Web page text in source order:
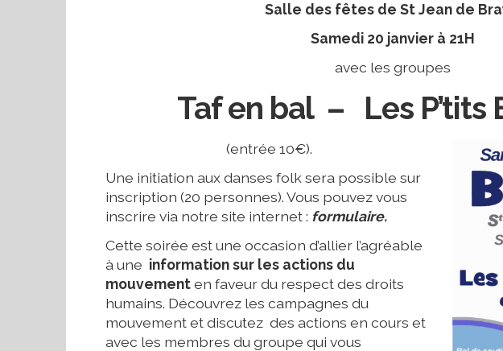
Salle des fêtes de St Jean de
Samedi 20 janvier à 21H
avec les groupes
Taf en bal – Les P’tits
(entrée 10€).
Une initiation aux danses folk sera possible sur
inscription (20 personnes). Vous pouvez vous
inscrire via notre site internet : formulaire.
Cette soirée est une occasion d’allier l’agréable
à une informationsur les actions du
mouvementen faveur du respect des droits
humains. Découvrez les campagnes du
mouvement et discutez des actions en cours et
avec les membres du groupe qui vous